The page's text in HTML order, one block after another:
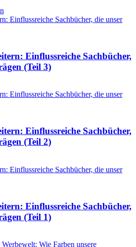
Einflussreiche Sachbücher,
(Teil 3)
Einflussreiche Sachbücher,
(Teil 2)
Einflussreiche Sachbücher,
(Teil 1)